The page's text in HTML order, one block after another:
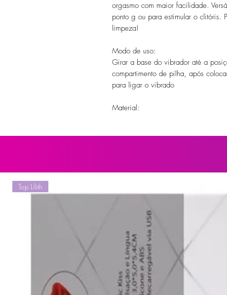
orgasmo com maior facilidade.
ponto g ou para estimular o clitóris.
limpeza!
Modo de uso:
Girar a base do vibrador até a
compartimento de pilha, após
para ligar o vibrado
Material:
Utiliza 1 pilha AA (não inclusa). É
Higienização:
Lavar com água e sabão neutro
compartimento das pilhas. depois
naturalmente. Após higieniza-lo,
origem. Não compartilhar e não
Top Lilith